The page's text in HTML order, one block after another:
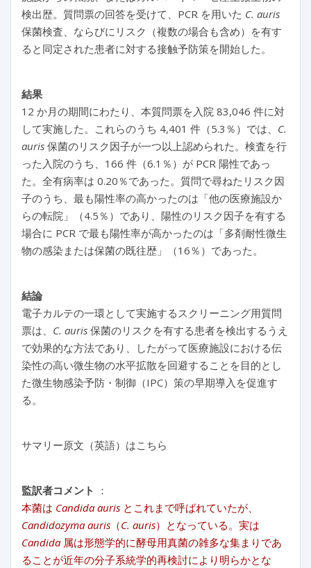
検出歴。質問票の回答を受けて、PCR を用いた C. auris
保菌検査、ならびにリスク（複数の場合も含め）を有す
ると同定された患者に対する接触予防策を開始した。
結果
12 か月の期間にわたり、本質問票を入院 83,046 件に対
して実施した。これらのうち 4,401 件（5.3％）では、 C.
auris 保菌のリスク因子が一つ以上認められた。検査を行
った入院のうち、166 件（6.1％）が PCR 陽性であっ
た。全有病率は 0.20％であった。質問で尋ねたリスク因
子のうち、最も陽性率の高かったのは「他の医療施設か
らの転院」（4.5％）であり、陽性のリスク因子を有する
場合に PCR で最も陽性率が高かったのは「多剤耐性微生
物の感染または保菌の既往歴」（16％）であった。
結論
電子カルテの一環として実施するスクリーニング用質問
票は、 C. auris 保菌のリスクを有する患者を検出するうえ
で効果的な方法であり、したがって医療施設における伝
染性の高い微生物の水平拡散を回避することを目的とし
た微生物感染予防・制御（IPC）策の早期導入を促進す
る。
サマリー原文（英語）はこちら
監訳者コメント
：
本菌は Candida auris とこれまで呼ばれていたが、
Candidozyma auris （C. auris）となっている。実は
Candida 属は形態学的に酵母用真菌の雑多な集まりであ
ることが近年の分子系統学的再検討により明らかとな